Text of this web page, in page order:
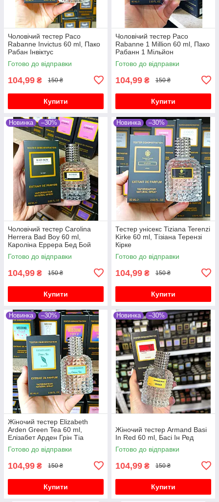
Чоловічий тестер Paco
Rabanne Invictus 60 ml, Пако
Рабан Інвіктус
Готово до відправки
104,99 ₴ 150 ₴
Купити
Чоловічий тестер Paco
Rabanne 1 Million 60 ml, Пако
Рабанн 1 Мільйон
Готово до відправки
104,99 ₴ 150 ₴
Купити
Новинка –30%
Чоловічий тестер Carolina
Herrera Bad Boy 60 ml,
Кароліна Еррера Бед Бой
Готово до відправки
104,99 ₴ 150 ₴
Купити
Новинка –30%
Тестер унісекс Tiziana Terenzi
Kirke 60 ml, Тізіана Терензі
Кірке
Готово до відправки
104,99 ₴ 150 ₴
Купити
Новинка –30%
Жіночий тестер Elizabeth
Arden Green Tea 60 ml,
Елізабет Арден Грін Тіа
Готово до відправки
104,99 ₴ 150 ₴
Купити
Новинка –30%
Жіночий тестер Armand Basi
In Red 60 ml, Басі Ін Ред
Готово до відправки
104,99 ₴ 150 ₴
Купити